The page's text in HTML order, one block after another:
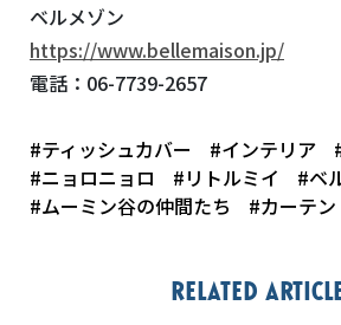
ベルメゾン
https://www.bellemaison.jp/
電話： 06-7739-2657
#ティッシュカバー #インテリア
#ニョロニョロ
#リトルミイ
#ベ
#ムーミン谷の仲間たち
#カーテン
Related